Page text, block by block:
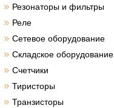
» Резонаторы и фильтры
» Реле
» Сетевое оборудование
» Складское оборудование
» Счетчики
» Тиристоры
» Транзисторы